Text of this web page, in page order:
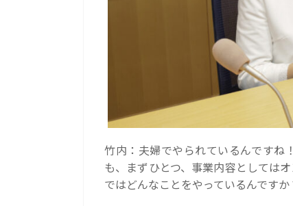
竹内：夫婦でやられているんですね
も、まずひとつ、事業内容としては
ではどんなことをやっているんですか